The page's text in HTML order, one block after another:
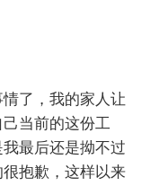
了，我的家人让
当前的这份工
最后还是拗不过
抱歉，这样以来